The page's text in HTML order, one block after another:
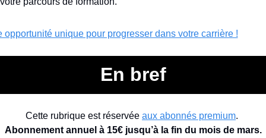
unique pour progresser dans votre carrière !
En bref
Cette rubrique est réservée aux abonnés premium.
Abonnement annuel à 15€ jusqu’à la fin du mois de mars.